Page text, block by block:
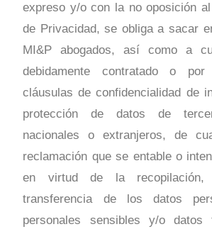
expreso y/o con la no oposición
de Privacidad, se obliga a sacar
MI&P abogados, así como a
debidamente contratado o
cláusulas de confidencialidad de
protección de datos de
nacionales o extranjeros, de
reclamación que se entable o
en virtud de la recopilación,
transferencia de los datos
personales sensibles y/o datos